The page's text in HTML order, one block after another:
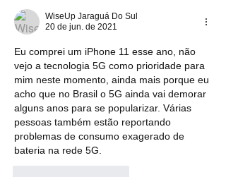
WiseUp Jaraguá Do Sul
20 de jun. de 2021
Eu comprei um iPhone 11 esse ano, não
vejo a tecnologia 5G como prioridade para
mim neste momento, ainda mais porque eu
acho que no Brasil o 5G ainda vai demorar
alguns anos para se popularizar. Várias
pessoas também estão reportando
problemas de consumo exagerado de
bateria na rede 5G.